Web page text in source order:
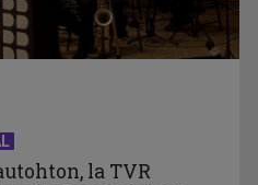
la TVR